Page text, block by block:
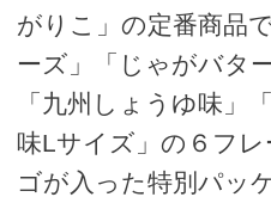
がりこ」の定番商品
ーズ」「じゃがバタ
「九州しょうゆ味」
味Lサイズ」の６フレ
ゴが入った特別パッ